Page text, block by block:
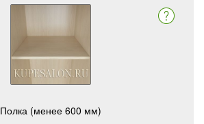
Полка (менее 600 мм)